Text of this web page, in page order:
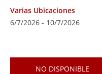
Varias Ubicaciones
6/7/2026 - 10/7/2026
NO DISPONIBLE